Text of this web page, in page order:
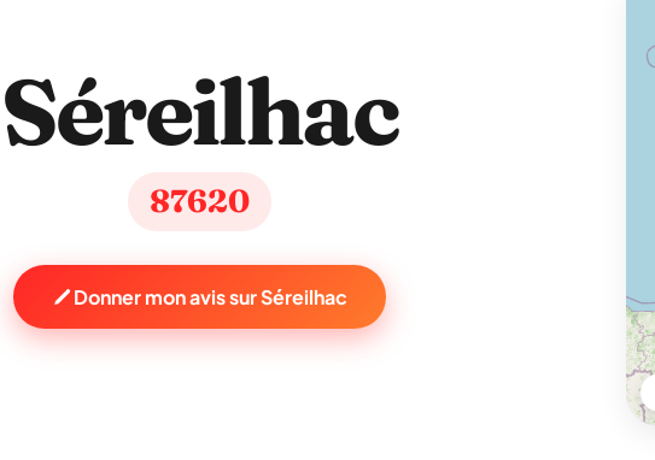
Séreilhac
87620
Donner mon avis sur Séreilhac